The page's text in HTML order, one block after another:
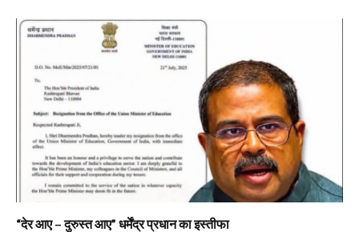
“देर आए – दुरुस्त आए” धर्मेंद्र प्रधान का इस्तीफा